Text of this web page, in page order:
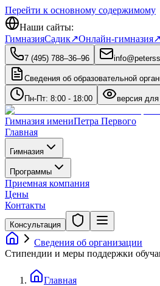
Перейти к основному содержимому
Наши сайты:
ГимназияСадик↗Онлайн-гимназия↗
7 (495) 788‒36‒96
Сведения об образовательной
Пн-Пт: 8:00 - 18:00 версия
Гимназия имениПетра Первого
Главная
Гимназия
Программы
Приемная компания
Цены
Контакты
Консультация
Сведения об организации
Стипендии и меры поддержки
Главная